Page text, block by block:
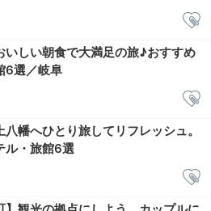
いしい朝食で大満足の旅♪おすすめ
6選／岐阜
八幡へひとり旅してリフレッシュ。
ル・旅館6選